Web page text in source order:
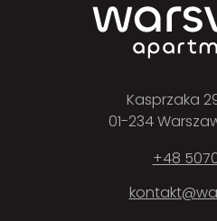
Kasprzaka
01-234
+48